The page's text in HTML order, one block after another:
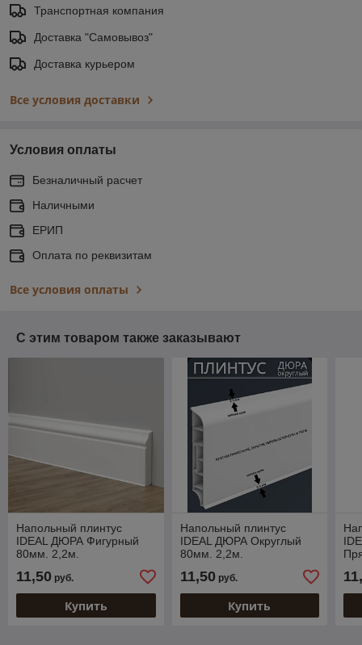
Транспортная компания
Доставка "Самовывоз"
Доставка курьером
Все условия доставки
Условия оплаты
Безналичный расчет
Наличными
ЕРИП
Оплата по реквизитам
Все условия оплаты
С этим товаром также заказывают
Напольный плинтус
IDEAL ДЮРА Фигурный
80мм. 2,2м.
11,50 руб.
Купить
Напольный плинтус
IDEAL ДЮРА Округлый
80мм. 2,2м.
11,50руб.
Купить